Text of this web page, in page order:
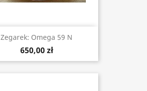
Zegarek: Omega 59 N
650,00 zł